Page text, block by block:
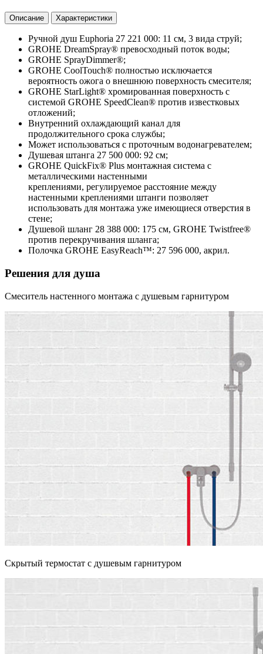
Описание Характеристики
Ручной душ Euphoria 27 221 000: 11 см, 3 вида струй;
GROHE DreamSpray® превосходный поток воды;
GROHE SprayDimmer®;
GROHE CoolTouch® полностью исключается
вероятность ожога о внешнюю поверхность смесителя;
GROHE StarLight® хромированная поверхность с
системой GROHE SpeedClean® против известковых
отложений;
Внутренний охлаждающий канал для
продолжительного срока службы;
Может использоваться с проточным водонагревателем;
Душевая штанга 27 500 000: 92 см;
GROHE QuickFix® Plus монтажная система с
металлическими настенными
креплениями, регулируемое расстояние между
настенными креплениями штанги позволяет
использовать для монтажа уже имеющиеся отверстия в
стене;
Душевой шланг 28 388 000: 175 см, GROHE Twistfree®
против перекручивания шланга;
Полочка GROHE EasyReach™: 27 596 000, акрил.
Решения для душа
Смеситель настенного монтажа с душевым гарнитуром
Скрытый термостат с душевым гарнитуром